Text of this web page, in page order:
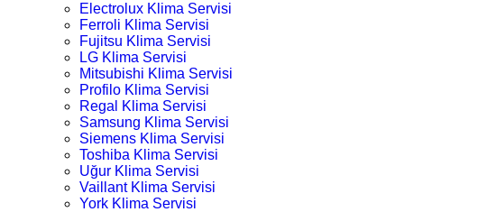
Electrolux Klima Servisi
Ferroli Klima Servisi
Fujitsu Klima Servisi
LG Klima Servisi
Mitsubishi Klima Servisi
Profilo Klima Servisi
Regal Klima Servisi
Samsung Klima Servisi
Siemens Klima Servisi
Toshiba Klima Servisi
Uğur Klima Servisi
Vaillant Klima Servisi
York Klima Servisi